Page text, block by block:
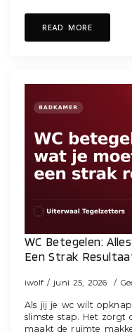
READ MORE
WC Betegelen:
Een Strak
iwolf juni 25, 2026
Als jij je wc wilt
slimste stap. Het zorgt
maakt de ruimte